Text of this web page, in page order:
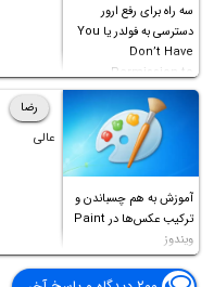
سه راه برای رفع ارور
دسترسی به فولدر یا You
Don’t Have
Permission to
Access this folder
آموزش به هم چسباندن و
ترکیب عکس‌ها در Paint
ویندوز
رضا
عالی